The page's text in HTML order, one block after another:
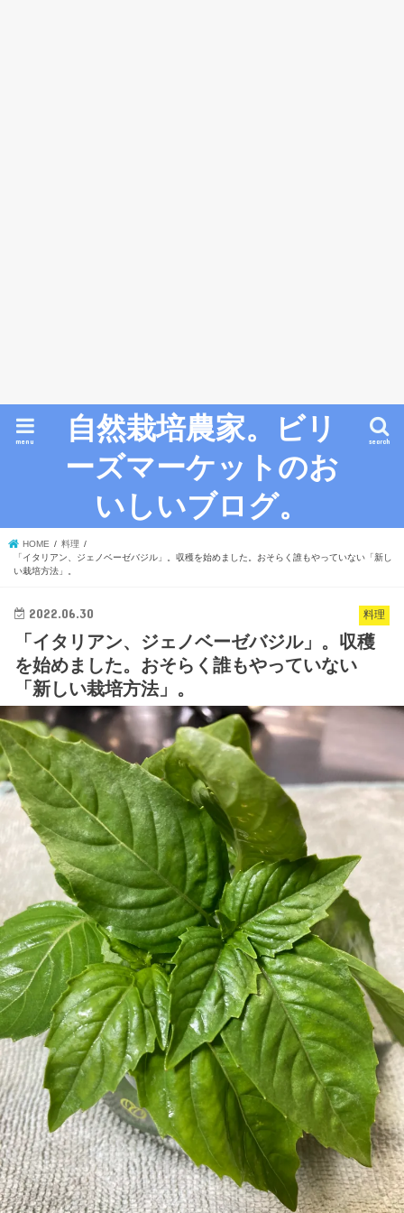
自然栽培農家。ビリ
ーズマーケットのお
いしいブログ。
search
menu
HOME
料理
「イタリアン、ジェノベーゼバジル」。収穫を始めました。おそらく誰もやっていない「新し
い栽培方法」。
料理
2022.06.30
「イタリアン、ジェノベーゼバジル」。収穫
を始めました。おそらく誰もやっていない
「新しい栽培方法」。